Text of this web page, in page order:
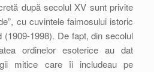
după secolul XV sunt privite
cu cuvintele faimosului istoric
(1909-1998). De fapt, din secolul
ordinelor esoterice au dat
mitice care îi includeau pe